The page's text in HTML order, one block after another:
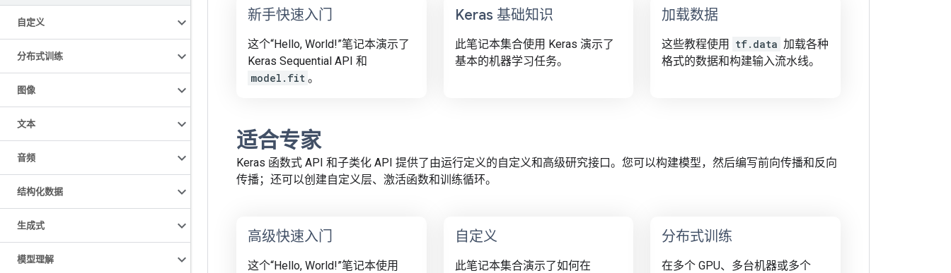
自定义
分布式训练
图像
文本
音频
结构化数据
生成式
模型理解
新手快速入门
这个“Hello, World!”笔记本演示了
Keras Sequential API 和
model.fit 。
Keras 基础知识
此笔记本集合使用 Keras 演示了
基本的机器学习任务。
加载数据
这些教程使用 tf.data 加载各种
格式的数据和构建输入流水线。
适合专家
Keras 函数式 API 和子类化 API 提供了由运行定义的自定义和高级研究接口。您可以构建模型，然后编写前向传播和反向
传播；还可以创建自定义层、激活函数和训练循环。
高级快速入门
这个“Hello, World!”笔记本使用
自定义
此笔记本集合演示了如何在
分布式训练
在多个 GPU、多台机器或多个